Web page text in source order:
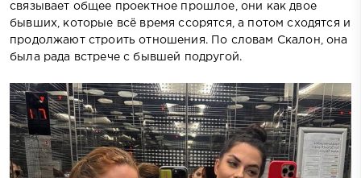
связывает общее проектное прошлое, они как двое
бывших, которые всё время ссорятся, а потом сходятся и
продолжают строить отношения. По словам Скалон, она
была рада встрече с бывшей подругой.